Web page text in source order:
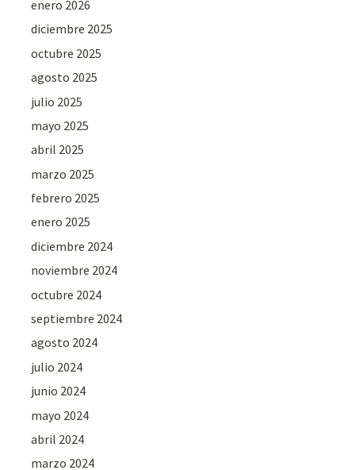
enero 2026
diciembre 2025
octubre 2025
agosto 2025
julio 2025
mayo 2025
abril 2025
marzo 2025
febrero 2025
enero 2025
diciembre 2024
noviembre 2024
octubre 2024
septiembre 2024
agosto 2024
julio 2024
junio 2024
mayo 2024
abril 2024
marzo 2024